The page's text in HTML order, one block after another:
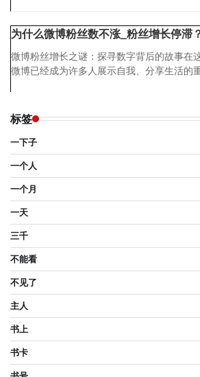
为什么微博粉丝数不涨_粉丝增长停滞
微博粉丝增长之谜：探寻数字背后的故事在
微博已经成为许多人展示自我、分享生活的
标签
一下子
一个人
一个月
一天
三千
不能看
不见了
主人
书上
书卡